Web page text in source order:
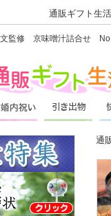
通販ギフト生
監修 京味噌汁詰合せ
通